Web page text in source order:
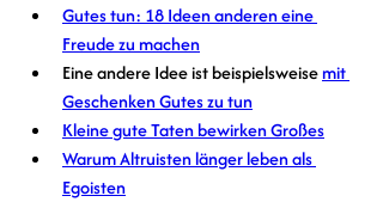
Gutes tun: 18 Ideen anderen eine
Freude zu machen
Eine andere Idee ist beispielsweise mit
Geschenken Gutes zu tun
Kleine gute Taten bewirken Großes
Warum Altruisten länger leben als
Egoisten